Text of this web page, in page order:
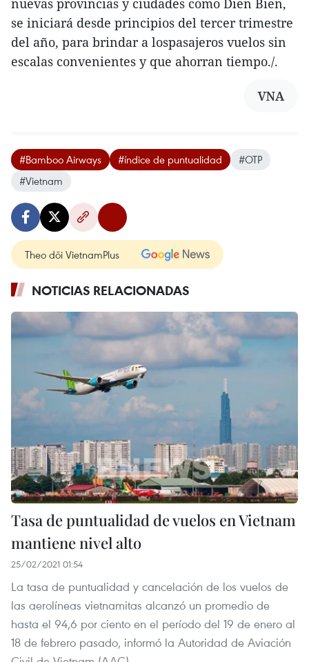
nuevas provincias y ciudades como Dien Bien,
se iniciará desde principios del tercer trimestre
del año, para brindar a lospasajeros vuelos sin
escalas convenientes y que ahorran tiempo./.
VNA
#Bamboo Airways #índice de puntualidad
#OTP
#Vietnam
Theo dõi VietnamPlus
NOTICIAS RELACIONADAS
Tasa de puntualidad de vuelos en Vietnam
mantiene nivel alto
25/02/2021 01:54
La tasa de puntualidad y cancelación de los vuelos de
las aerolíneas vietnamitas alcanzó un promedio de
hasta el 94,6 por ciento en el período del 19 de enero al
18 de febrero pasado, informó la Autoridad de Aviación